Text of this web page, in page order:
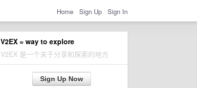
Home Sign Up Sign In
V2EX = way to explore
V2EX 是一个关于分享和探索的地方
Sign Up Now